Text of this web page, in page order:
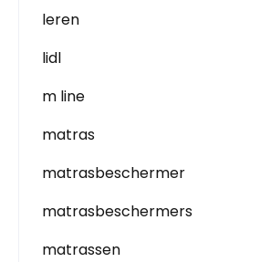
leren
lidl
m line
matras
matrasbeschermer
matrasbeschermers
matrassen